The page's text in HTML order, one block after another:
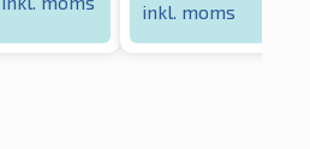
inkl. moms